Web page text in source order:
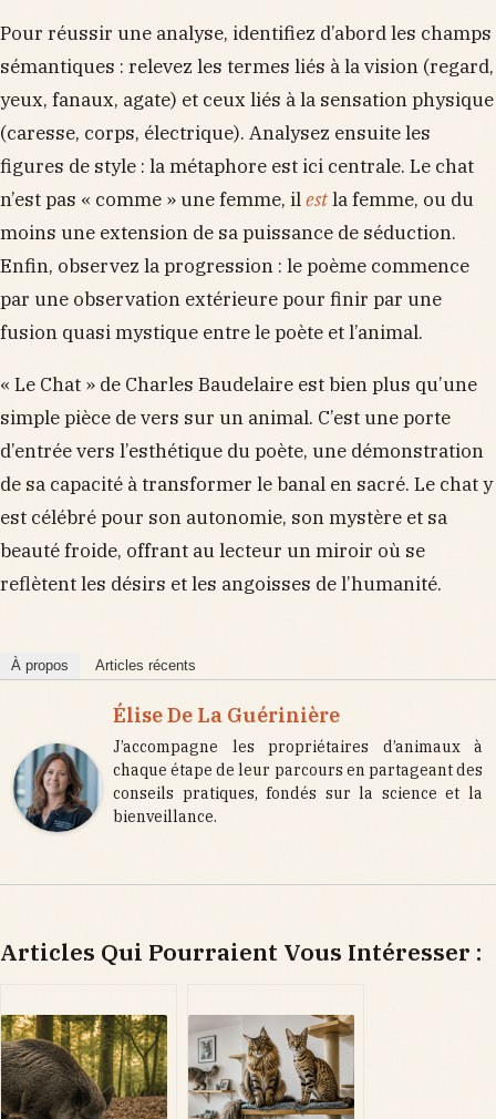
Pour réussir une analyse, identifiez d’abord les champs
sémantiques : relevez les termes liés à la vision (regard,
yeux, fanaux, agate) et ceux liés à la sensation physique
(caresse, corps, électrique). Analysez ensuite les
figures de style : la métaphore est ici centrale. Le chat
n’est pas « comme » une femme, ilestla femme, ou du
moins une extension de sa puissance de séduction.
Enfin, observez la progression : le poème commence
par une observation extérieure pour finir par une
fusion quasi mystique entre le poète et l’animal.
« Le Chat » de Charles Baudelaire est bien plus qu’une
simple pièce de vers sur un animal. C’est une porte
d’entrée vers l’esthétique du poète, une démonstration
de sa capacité à transformer le banal en sacré. Le chat y
est célébré pour son autonomie, son mystère et sa
beauté froide, offrant au lecteur un miroir où se
reflètent les désirs et les angoisses de l’humanité.
À propos Articles récents
Élise De La Guérinière
J’accompagne les propriétaires d’animaux à
chaque étape de leur parcours en partageant des
conseils pratiques, fondés sur la science et la
bienveillance.
Articles Qui Pourraient Vous Intéresser :